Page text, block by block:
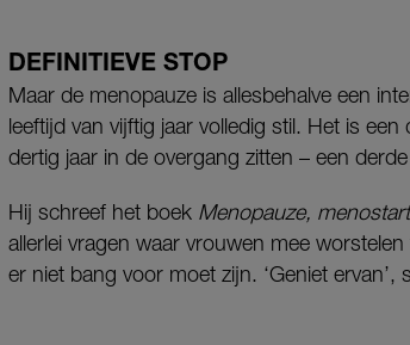
DEFINITIEVE STOP
Maar de menopauze is allesbehalve een
leeftijd van vijftig jaar volledig stil. Het is
dertig jaar in de overgang zitten – een
Hij schreef het boek Menopauze, menostart
allerlei vragen waar vrouwen mee
er niet bang voor moet zijn. ‘Geniet ervan’,